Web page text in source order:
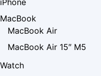
iPhone
MacBook
MacBook Air
MacBook Air 15″ M5
Watch